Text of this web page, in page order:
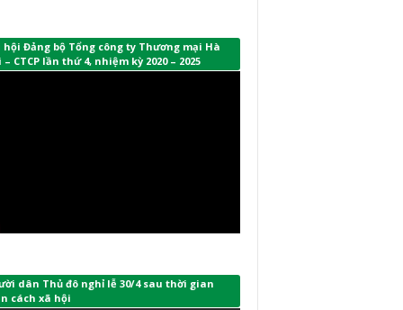
hội Đảng bộ Tổng công ty Thương mại Hà
– CTCP lần thứ 4, nhiệm kỳ 2020 – 2025
dân Thủ đô nghỉ lễ 30/4 sau thời gian
cách xã hội